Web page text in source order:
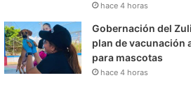
hace 4 horas
Gobernación del
plan de vacunación
para mascotas
hace 4 horas